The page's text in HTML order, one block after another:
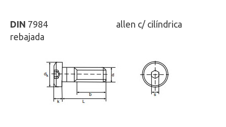
DIN 7984
allen c/ cilíndrica
rebajada